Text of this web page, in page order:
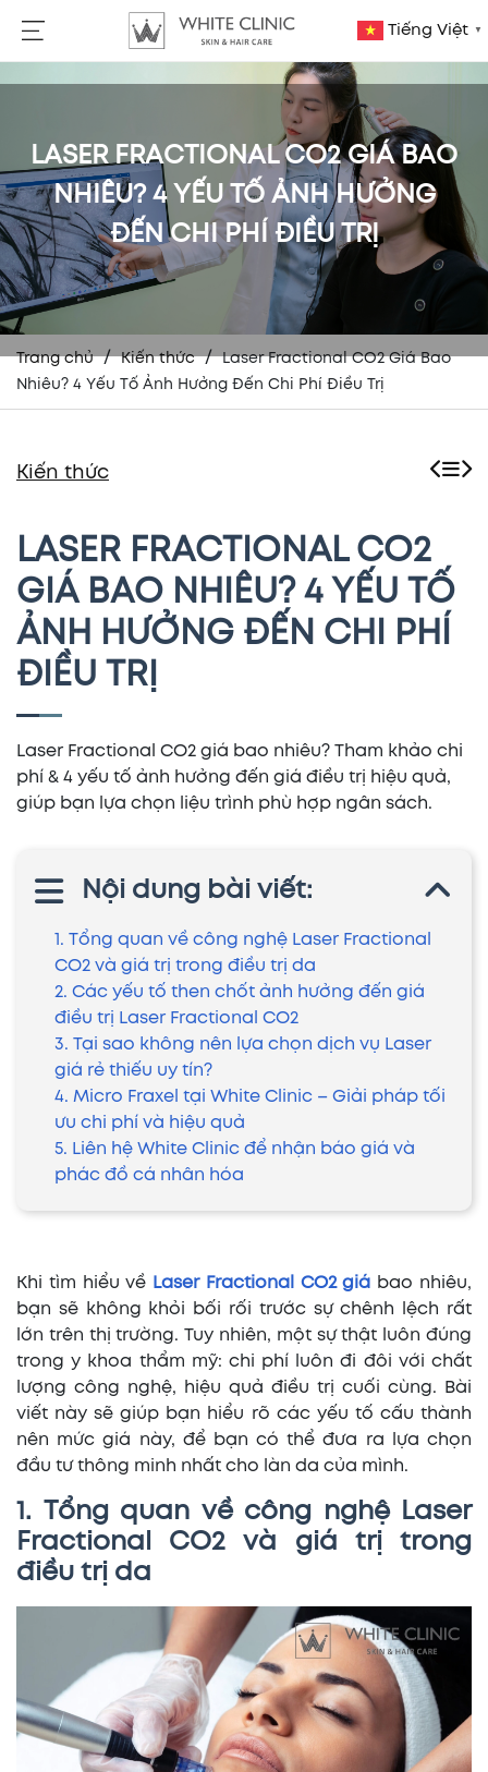
Tiếng Việt ▼
LASER FRACTIONAL CO2 GIÁ BAO
NHIÊU? 4 YẾU TỐ ẢNH HƯỞNG
ĐẾN CHI PHÍ ĐIỀU TRỊ
Trang chủ / Kiến thức /
Laser Fractional CO2 Giá Bao
Nhiêu? 4 Yếu Tố Ảnh Hưởng Đến Chi Phí Điều Trị
Kiến thức
LASER FRACTIONAL CO2
GIÁ BAO NHIÊU? 4 YẾU TỐ
ẢNH HƯỞNG ĐẾN CHI PHÍ
ĐIỀU TRỊ
Laser Fractional CO2 giá bao nhiêu? Tham khảo chi
phí & 4 yếu tố ảnh hưởng đến giá điều trị hiệu quả,
giúp bạn lựa chọn liệu trình phù hợp ngân sách.
Nội dung bài viết:
1. Tổng quan về công nghệ Laser Fractional
CO2 và giá trị trong điều trị da
2. Các yếu tố then chốt ảnh hưởng đến giá
điều trị Laser Fractional CO2
3. Tại sao không nên lựa chọn dịch vụ Laser
giá rẻ thiếu uy tín?
4. Micro Fraxel tại White Clinic – Giải pháp tối
ưu chi phí và hiệu quả
5. Liên hệ White Clinic để nhận báo giá và
phác đồ cá nhân hóa
Khi tìm hiểu về Laser Fractional CO2 giá bao nhiêu,
bạn sẽ không khỏi bối rối trước sự chênh lệch rất
lớn trên thị trường. Tuy nhiên, một sự thật luôn đúng
trong y khoa thẩm mỹ: chi phí luôn đi đôi với chất
lượng công nghệ, hiệu quả điều trị cuối cùng. Bài
viết này sẽ giúp bạn hiểu rõ các yếu tố cấu thành
nên mức giá này, để bạn có thể đưa ra lựa chọn
đầu tư thông minh nhất cho làn da của mình.
1. Tổng quan về công nghệ Laser
Fractional CO2 và giá trị trong
điều trị da